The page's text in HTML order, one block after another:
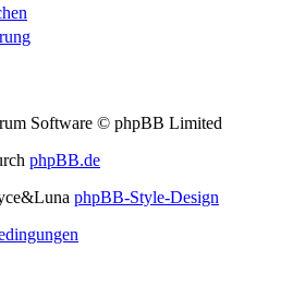
Software © phpBB Limited
phpBB.de
phpBB-Style-Design